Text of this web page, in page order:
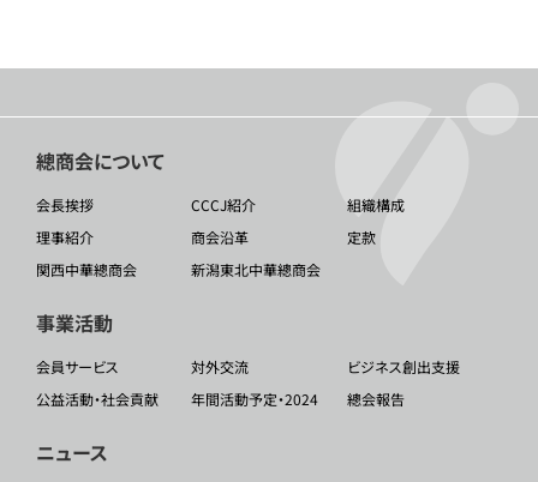
總商会について
会長挨拶 CCCJ紹介
組織構成
理事紹介
商会沿革
定款
関西中華總商会
新潟東北中華總商会
事業活動
会員サービス 対外交流
ビジネス創出支援
公益活動・社会貢献
年間活動予定・2024 總会報告
ニュース